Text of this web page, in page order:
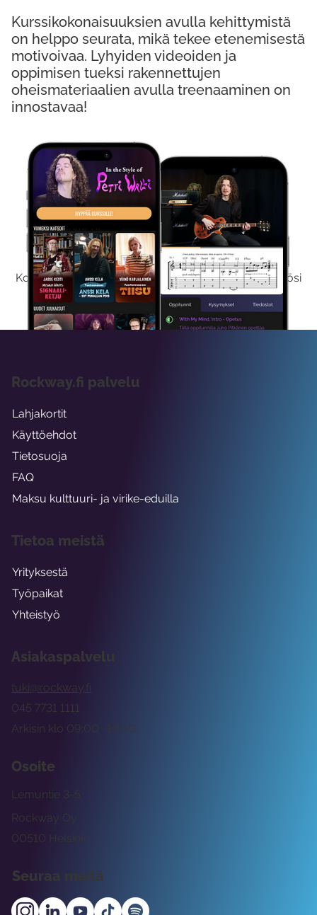
Kokeile Ilmaiseksi
Kokeilemalla ilmaiseksi saat koko sisältömme käyttöösi
viikon ajaksi.
Kurssikokonaisuuksien avulla kehittymistä
on helppo seurata, mikä tekee etenemisestä
motivoivaa. Lyhyiden videoiden ja
oppimisen tueksi rakennettujen
oheismateriaalien avulla treenaaminen on
innostavaa!
Asiakaspalvelu
tuki@rockway.fi
Arkisin klo 09:00 -15:00
045 7731 1111
Osoite
Rockway Oy
Lemuntie 3-5
00510 Helsinki
Seuraa meitä
Rockway.fi palvelu
Lahjakortit
Käyttöehdot
Tietosuoja
FAQ
Maksu kulttuuri- ja virike-eduilla
Tietoa meistä
Yrityksestä
Työpaikat
Yhteistyö